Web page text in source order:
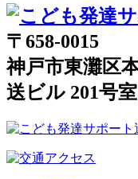
〒658-0015
神戸市東灘区
送ビル 201号室